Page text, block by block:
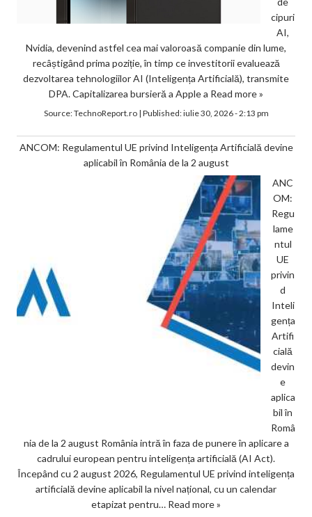
cipuri
AI,
Nvidia, devenind astfel cea mai valoroasă companie din lume,
recâștigând prima poziție, în timp ce investitorii evaluează
dezvoltarea tehnologiilor AI (Inteligența Artificială), transmite
DPA. Capitalizarea bursieră a Apple a Read more »
Source:TechnoReport.ro| Published:iulie 30, 2026 - 2:13 pm
ANCOM: Regulamentul UE privind Inteligența Artificială devine
aplicabil în România de la 2 august
ANC
OM:
Regu
lame
ntul
UE
privin
d
Inteli
gența
Artifi
cială
devin
e
aplica
bil în
Româ
nia de la 2 august România intră în faza de punere în aplicare a
cadrului european pentru inteligența artificială (AI Act).
Începând cu 2 august 2026, Regulamentul UE privind inteligența
artificială devine aplicabil la nivel național, cu un calendar
etapizat pentru… Read more »